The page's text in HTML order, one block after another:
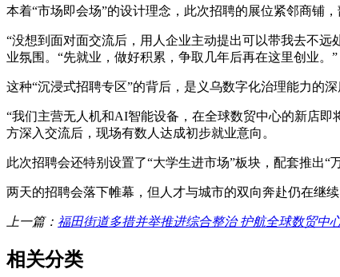
本着“市场即会场”的设计理念，此次招聘的展位紧邻商铺
“没想到面对面交流后，用人企业主动提出可以带我去不
业氛围。“先就业，做好积累，争取几年后再在这里创业。”
这种“沉浸式招聘专区”的背后，是义乌数字化治理能力的
“我们主营无人机和AI智能设备，在全球数贸中心的新店
方深入交流后，现场有数人达成初步就业意向。
此次招聘会还特别设置了“大学生进市场”板块，配套推出“
两天的招聘会落下帷幕，但人才与城市的双向奔赴仍在继续
上一篇： 福田街道多措并举推进综合整治 护航全球数贸中
相关分类